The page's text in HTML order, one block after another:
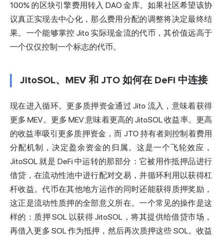
100% 的区块引擎费用转入 DAO 金库。如果社区希望该协
议真正实现去中心化，那么费用分配的调整将决定最终结
果。一个能够掌控 Jito 实际现金流的代币，其价值远高于
一个仅仅控制一个标志的代币。
JitoSOL、MEV 和 JTO 如何在 DeFi 中连接
现在进入循环。更多质押资金通过 Jito 流入，意味着获得
更多 MEV。更多 MEV 意味着更高的 JitoSOL 收益率。更高
的收益率吸引更多质押资金，而 JTO 持有者则控制着费用
分配机制，决定盈余资金的归属。这是一个飞轮效应，
JitoSOL 就是 DeFi 中运转的那部分：它被用作抵押品进行
借贷，在流动性池中进行配对交易，并循环利用以获得杠
杆收益。代币在其他地方运作的同时还能获得质押奖励，
这正是流动性质押的全部意义所在。一个常见的操作是这
样的：质押 SOL 以获得 JitoSOL，将其提供给借贷市场，
再借入更多 SOL 作为抵押，然后再次质押这些 SOL。收益